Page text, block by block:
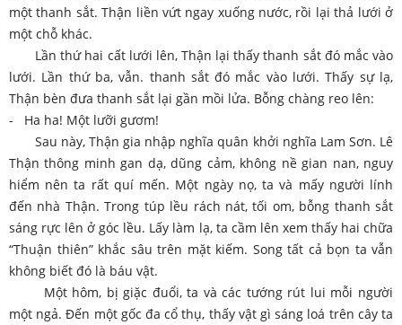
một thanh sắt. Thận liền vứt ngay xuống nước, rồi lại thả lưới ở
một chỗ khác.
Lần thứ hai cất lưới lên, Thận lại thấy thanh sắt đó mắc vào
lưới. Lần thứ ba, vẫn. thanh sắt đó mắc vào lưới. Thấy sự lạ,
Thận bèn đưa thanh sắt lại gần mồi lửa. Bỗng chàng reo lên:
- Ha ha! Một lưỡi gươm!
Sau này, Thận gia nhập nghĩa quân khởi nghĩa Lam Sơn. Lê
Thận thông minh gan dạ, dũng cảm, không nề gian nan, nguy
hiểm nên ta rất quí mến. Một ngày nọ, ta và mấy người lính
đến nhà Thận. Trong túp lều rách nát, tối om, bỗng thanh sắt
sáng rực lên ở góc lều. Lấy làm lạ, ta cầm lên xem thấy hai chữa
“Thuận thiên” khắc sâu trên mặt kiếm. Song tất cả bọn ta vẫn
không biết đó là báu vật.
Một hôm, bị giặc đuổi, ta và các tướng rút lui mỗi người
một ngả. Đến một gốc đa cổ thụ, thấy vật gì sáng loá trên cây ta